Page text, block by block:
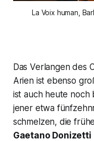
La Voix human,
Das Verlangen des
Arien ist ebenso
ist auch heute
jener etwa
schmelzen, die
Gaetano Donizetti